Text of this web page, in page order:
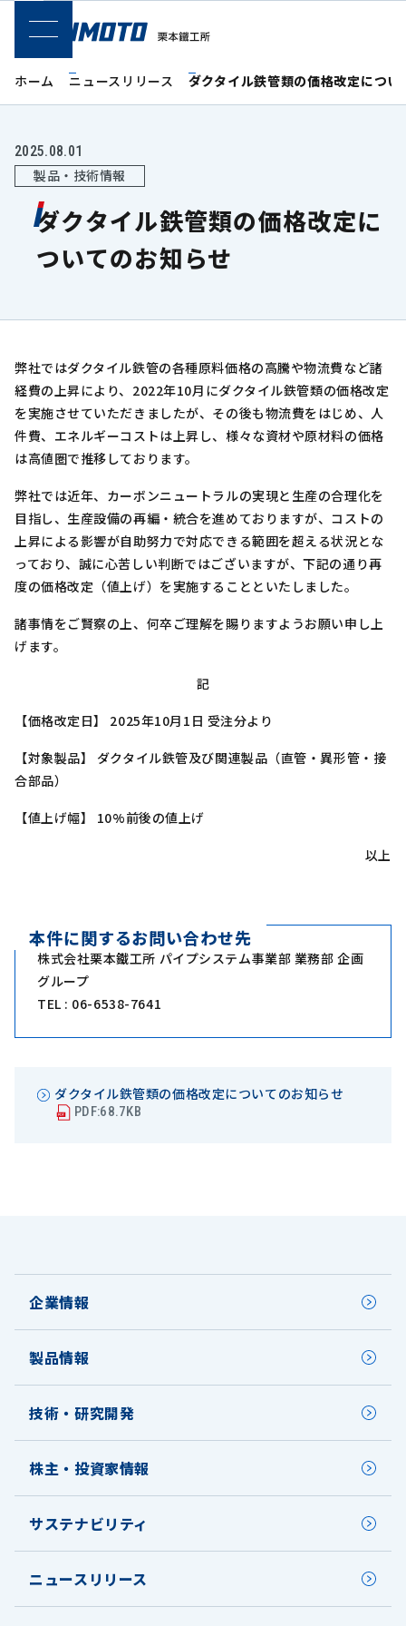
SPメニュー
ホーム ニュースリリース ダクタイル鉄管類の価格改定につい
2025.08.01
製品・技術情報
ダクタイル鉄管類の価格改定に
ついてのお知らせ
弊社ではダクタイル鉄管の各種原料価格の高騰や物流費など諸
経費の上昇により、2022年10月にダクタイル鉄管類の価格改定
を実施させていただきましたが、その後も物流費をはじめ、人
件費、エネルギーコストは上昇し、様々な資材や原材料の価格
は高値圏で推移しております。
弊社では近年、カーボンニュートラルの実現と生産の合理化を
目指し、生産設備の再編・統合を進めておりますが、コストの
上昇による影響が自助努力で対応できる範囲を超える状況とな
っており、誠に心苦しい判断ではございますが、下記の通り再
度の価格改定（値上げ）を実施することといたしました。
諸事情をご賢察の上、何卒ご理解を賜りますようお願い申し上
げます。
記
【価格改定日】 2025年10月1日 受注分より
【対象製品】 ダクタイル鉄管及び関連製品（直管・異形管・接
合部品）
【値上げ幅】 10%前後の値上げ
以上
本件に関するお問い合わせ先
株式会社栗本鐵工所 パイプシステム事業部 業務部 企画
グループ
TEL : 06-6538-7641
ダクタイル鉄管類の価格改定についてのお知らせ
PDF:68.7KB
企業情報
製品情報
技術・研究開発
株主・投資家情報
サステナビリティ
ニュースリリース